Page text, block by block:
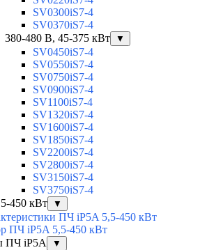
SV0300iS7-4
SV0370iS7-4
380-480 В, 45-375 кВт
▼
SV0450iS7-4
SV0550iS7-4
SV0750iS7-4
SV0900iS7-4
SV1100iS7-4
SV1320iS7-4
SV1600iS7-4
SV1850iS7-4
SV2200iS7-4
SV2800iS7-4
SV3150iS7-4
SV3750iS7-4
450 кВт
▼
ПЧ iP5A 5,5-450 кВт
ПЧ iP5A 5,5-450 кВт
ПЧ iP5A
▼